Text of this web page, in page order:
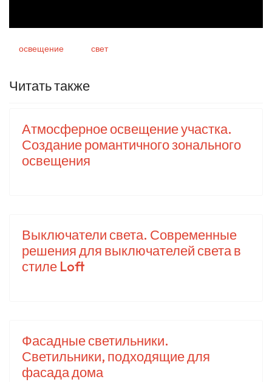
освещение свет
Читать также
Атмосферное освещение участка.
Создание романтичного зонального
освещения
Выключатели света. Современные
решения для выключателей света в
стиле Loft
Фасадные светильники.
Светильники, подходящие для
фасада дома